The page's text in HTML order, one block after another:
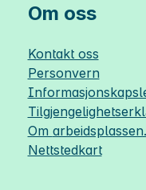
Om oss
Kontakt oss
Personvern
Om
Nettstedkart